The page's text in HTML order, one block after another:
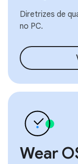
Diretrizes de
no PC.
Wear